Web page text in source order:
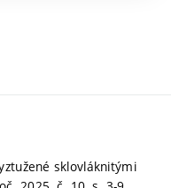
sklovláknitými